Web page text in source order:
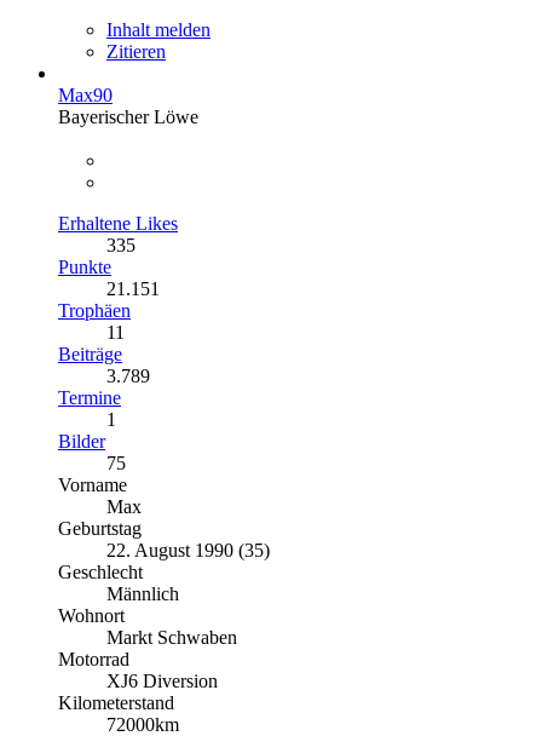
Inhalt melden
Zitieren
Max90
Bayerischer Löwe
Erhaltene Likes
335
Punkte
21.151
Trophäen
11
Beiträge
3.789
Termine
1
Bilder
75
Vorname
Max
Geburtstag
22. August 1990 (35)
Geschlecht
Männlich
Wohnort
Markt Schwaben
Motorrad
XJ6 Diversion
Kilometerstand
72000km